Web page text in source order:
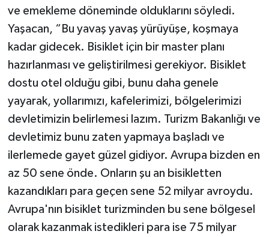
ve emekleme döneminde olduklarını söyledi.
Yaşacan, “Bu yavaş yavaş yürüyüşe, koşmaya
kadar gidecek. Bisiklet için bir master planı
hazırlanması ve geliştirilmesi gerekiyor. Bisiklet
dostu otel olduğu gibi, bunu daha genele
yayarak, yollarımızı, kafelerimizi, bölgelerimizi
devletimizin belirlemesi lazım. Turizm Bakanlığı ve
devletimiz bunu zaten yapmaya başladı ve
ilerlemede gayet güzel gidiyor. Avrupa bizden en
az 50 sene önde. Onların şu an bisikletten
kazandıkları para geçen sene 52 milyar avroydu.
Avrupa'nın bisiklet turizminden bu sene bölgesel
olarak kazanmak istedikleri para ise 75 milyar